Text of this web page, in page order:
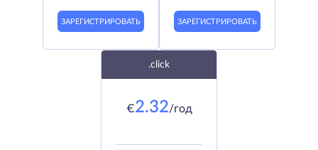
ЗАРЕГИСТРИРОВАТЬ ЗАРЕГИСТРИРОВАТЬ
.click
€2.32/год